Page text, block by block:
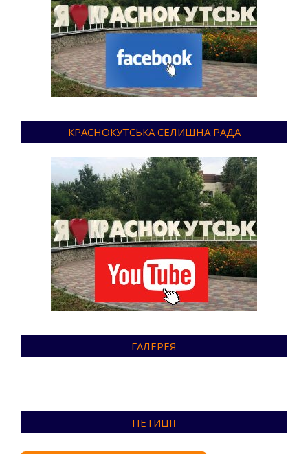
КРАСНОКУТСЬКА СЕЛИЩНА РАДА
ГАЛЕРЕЯ
ПЕТИЦІЇ